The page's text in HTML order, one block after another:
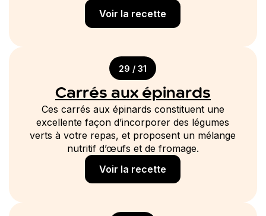
Voir la recette
29 / 31
Carrés aux épinards
Ces carrés aux épinards constituent une
excellente façon d’incorporer des légumes
verts à votre repas, et proposent un mélange
nutritif d’œufs et de fromage.
Voir la recette